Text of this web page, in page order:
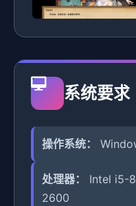
系统要求
操作系统：
处理器：
Intel i5-
2600